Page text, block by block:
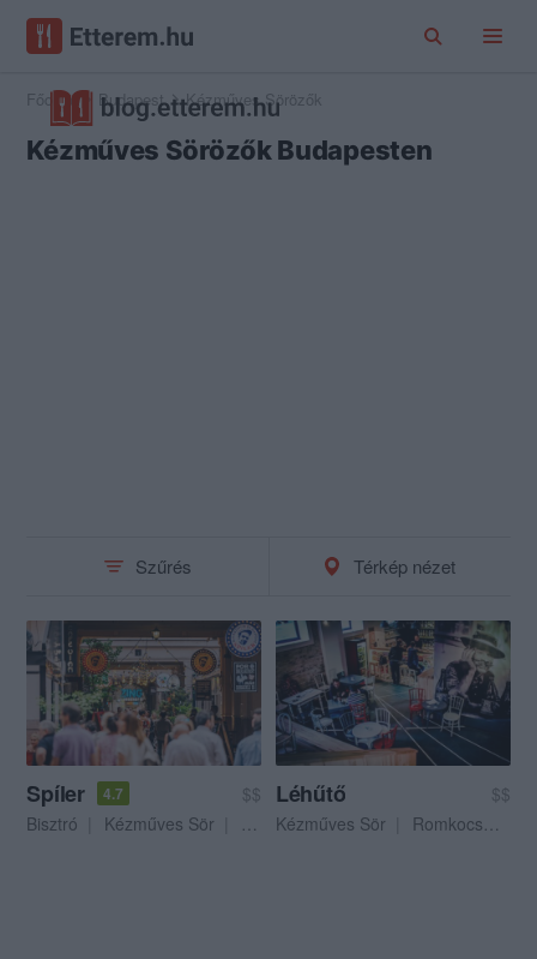
Főoldal Budapest Kézműves Sörözők
Kézműves Sörözők Budapesten
Szűrés Térkép nézet
Spíler 4.7
$$
Bisztró
Kézműves Sör Koktél Bár
Léhűtő
$$
Kézműves Sör
Romkocsma